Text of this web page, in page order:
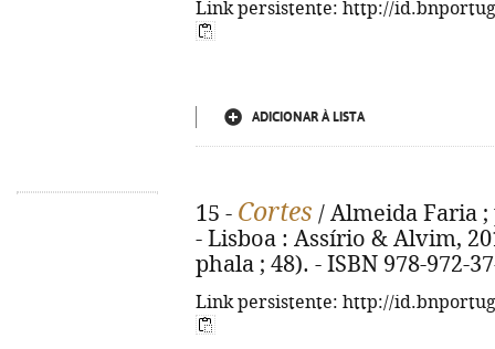
Link persistente: http://
ADICIONAR À LISTA
15 - Cortes / Almeida Faria ;
- Lisboa : Assírio & Alvim,
phala ; 48). - ISBN 978-972-
Link persistente: http://